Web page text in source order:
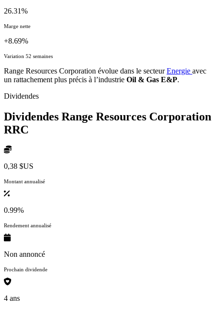
26.31%
Marge nette
+8.69%
Variation 52 semaines
Range Resources Corporation évolue dans le secteurEnergie avec
un rattachement plus précis à l’industrie Oil & Gas E&P.
Dividendes
Dividendes Range Resources Corporation
RRC
0,38 $US
Montant annualisé
0.99%
Rendement annualisé
Non annoncé
Prochain dividende
4 ans